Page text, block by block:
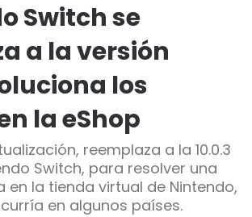
Switch se
a la versión
los
la eShop
reemplaza a la 10.0.3
Switch, para resolver una
en la tienda virtual de Nintendo,
en algunos países.